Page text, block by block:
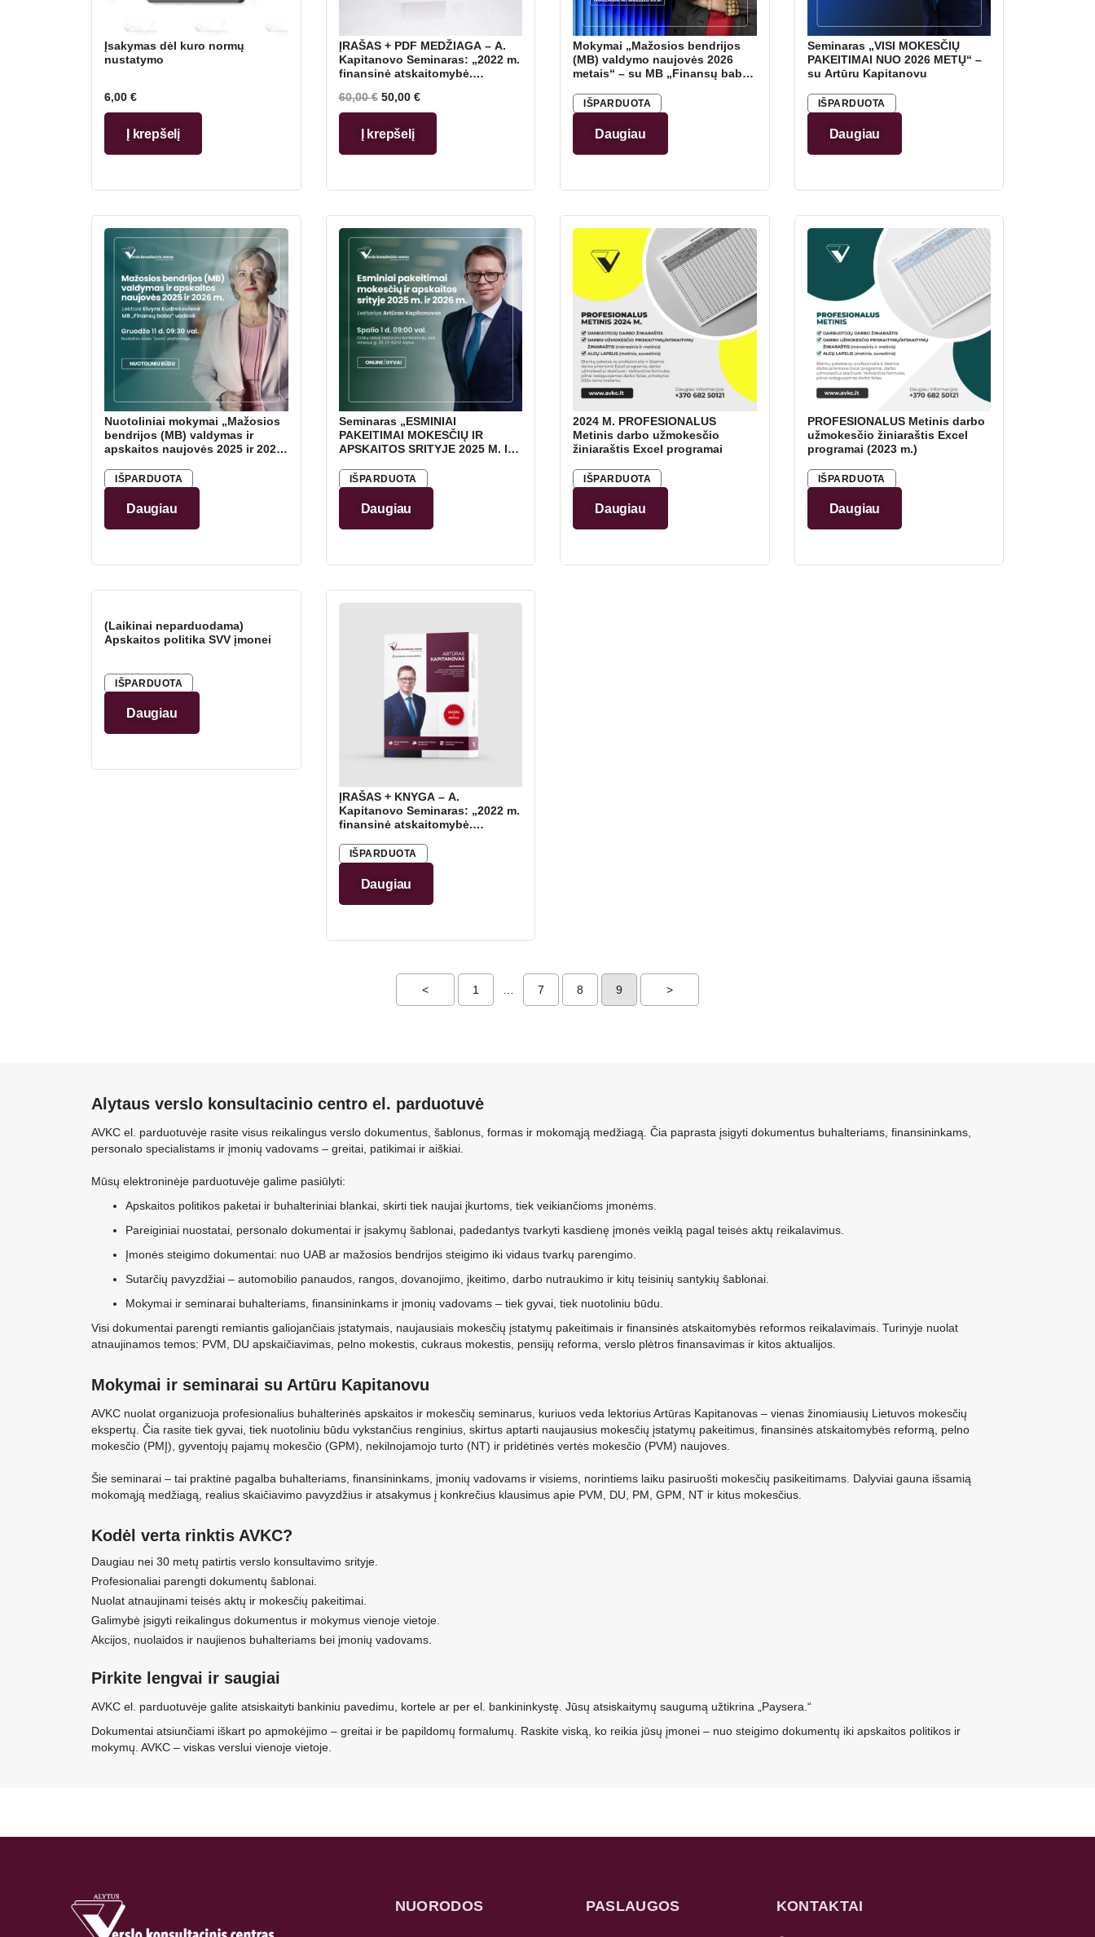
Įsakymas dėl kuro normų
nustatymo
6,00 €
Į krepšelį
ĮRAŠAS + PDF MEDŽIAGA – A.
Kapitanovo Seminaras: „2022 m.
finansinė atskaitomybė.
veiklos rūšys, mokesčiai,
apskaita ir deklaravimas“
60,00€ 50,00 €
Į krepšelį
Mokymai „Mažosios bendrijos
(MB) valdymo naujovės 2026
metais“ – su MB „Finansų baba“
IŠPARDUOTA
Daugiau
Seminaras „VISI MOKESČIŲ
PAKEITIMAI NUO 2026 METŲ“ –
su Artūru Kapitanovu
IŠPARDUOTA
Daugiau
Nuotoliniai mokymai „Mažosios
bendrijos (MB) valdymas ir
apskaitos naujovės 2025 ir 2026
vadove Elvyra Kudrešoviene
IŠPARDUOTA
Daugiau
Seminaras „ESMINIAI
PAKEITIMAI MOKESČIŲ IR
APSKAITOS SRITYJE 2025 M. IR
IŠPARDUOTA
Daugiau
2024 M. PROFESIONALUS
Metinis darbo užmokesčio
žiniaraštis Excel programai
IŠPARDUOTA
Daugiau
PROFESIONALUS Metinis darbo
užmokesčio žiniaraštis Excel
programai (2023 m.)
IŠPARDUOTA
Daugiau
(Laikinai neparduodama)
Apskaitos politika SVV įmonei
IŠPARDUOTA
Daugiau
ĮRAŠAS + KNYGA – A.
Kapitanovo Seminaras: „2022 m.
finansinė atskaitomybė.
veiklos rūšys, mokesčiai,
apskaita ir deklaravimas“
IŠPARDUOTA
Daugiau
< 1 7 8 9 >
Alytaus verslo konsultacinio centro el. parduotuvė
AVKC el. parduotuvėje rasite visus reikalingus verslo dokumentus, šablonus, formas ir mokomąją medžiagą. Čia paprasta įsigyti dokumentus buhalteriams, finansininkams,
personalo specialistams ir įmonių vadovams – greitai, patikimai ir aiškiai.
Mūsų elektroninėje parduotuvėje galime pasiūlyti:
Apskaitos politikos paketai ir buhalteriniai blankai, skirti tiek naujai įkurtoms, tiek veikiančioms įmonėms.
Pareiginiai nuostatai, personalo dokumentai ir įsakymų šablonai, padedantys tvarkyti kasdienę įmonės veiklą pagal teisės aktų reikalavimus.
Įmonės steigimo dokumentai: nuo UAB ar mažosios bendrijos steigimo iki vidaus tvarkų parengimo.
Sutarčių pavyzdžiai – automobilio panaudos, rangos, dovanojimo, įkeitimo, darbo nutraukimo ir kitų teisinių santykių šablonai.
Mokymai ir seminarai buhalteriams, finansininkams ir įmonių vadovams – tiek gyvai, tiek nuotoliniu būdu.
Visi dokumentai parengti remiantis galiojančiais įstatymais, naujausiais mokesčių įstatymų pakeitimais ir finansinės atskaitomybės reformos reikalavimais. Turinyje nuolat
atnaujinamos temos: PVM, DU apskaičiavimas, pelno mokestis, cukraus mokestis, pensijų reforma, verslo plėtros finansavimas ir kitos aktualijos.
Mokymai ir seminarai su Artūru Kapitanovu
AVKC nuolat organizuoja profesionalius buhalterinės apskaitos ir mokesčių seminarus, kuriuos veda lektorius Artūras Kapitanovas – vienas žinomiausių Lietuvos mokesčių
ekspertų. Čia rasite tiek gyvai, tiek nuotoliniu būdu vykstančius renginius, skirtus aptarti naujausius mokesčių įstatymų pakeitimus, finansinės atskaitomybės reformą, pelno
mokesčio (PMĮ), gyventojų pajamų mokesčio (GPM), nekilnojamojo turto (NT) ir pridėtinės vertės mokesčio (PVM) naujoves.
Šie seminarai – tai praktinė pagalba buhalteriams, finansininkams, įmonių vadovams ir visiems, norintiems laiku pasiruošti mokesčių pasikeitimams. Dalyviai gauna išsamią
mokomąją medžiagą, realius skaičiavimo pavyzdžius ir atsakymus į konkrečius klausimus apie PVM, DU, PM, GPM, NT ir kitus mokesčius.
Kodėl verta rinktis AVKC?
Daugiau nei 30 metų patirtis verslo konsultavimo srityje.
Profesionaliai parengti dokumentų šablonai.
Nuolat atnaujinami teisės aktų ir mokesčių pakeitimai.
Galimybė įsigyti reikalingus dokumentus ir mokymus vienoje vietoje.
Akcijos, nuolaidos ir naujienos buhalteriams bei įmonių vadovams.
Pirkite lengvai ir saugiai
AVKC el. parduotuvėje galite atsiskaityti bankiniu pavedimu, kortele ar per el. bankininkystę. Jūsų atsiskaitymų saugumą užtikrina „Paysera.“
Dokumentai atsiunčiami iškart po apmokėjimo – greitai ir be papildomų formalumų. Raskite viską, ko reikia jūsų įmonei – nuo steigimo dokumentų iki apskaitos politikos ir
mokymų. AVKC – viskas verslui vienoje vietoje.
NUORODOS PASLAUGOS KONTAKTAI